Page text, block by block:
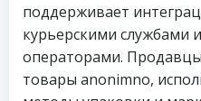
поддерживает
курьерскими службами
операторами.
товары anonimno,